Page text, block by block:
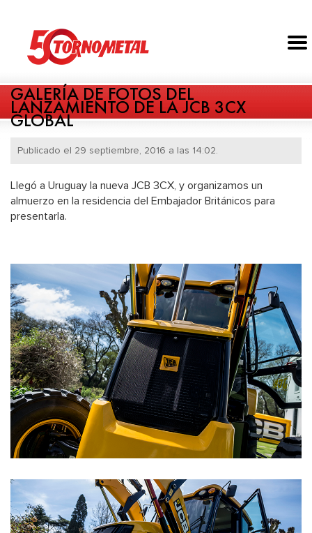
GALERÍA DE FOTOS DEL
LANZAMIENTO DE LA JCB 3CX
GLOBAL
Publicado el 29 septiembre, 2016 a las 14:02.
Llegó a Uruguay la nueva JCB 3CX, y organizamos un
almuerzo en la residencia del Embajador Británicos para
presentarla.